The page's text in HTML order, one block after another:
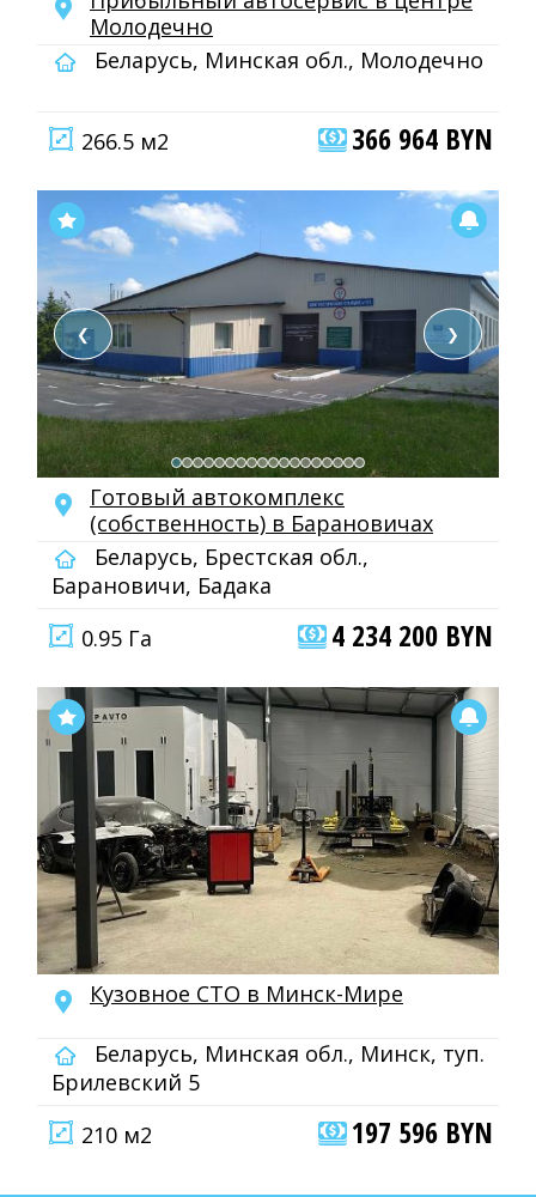
Молодечно
Беларусь, Минская обл., Молодечно
266.5 м2 366 964 BYN
❮ ❯
Готовый автокомплекс
(собственность) в Барановичах
Беларусь, Брестская обл.,
Барановичи, Бадака
0.95 Га
4 234 200 BYN
Кузовное СТО в Минск-Мире
Беларусь, Минская обл., Минск, туп.
Брилевский 5
210 м2
197 596 BYN